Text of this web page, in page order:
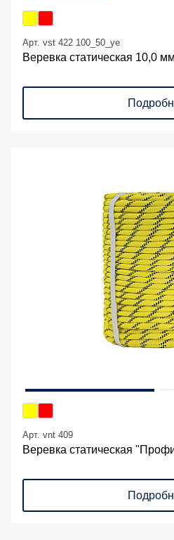
Арт. vst 422 100_50_ye
Веревка статическая 10,0
Арт. vnt 409
Веревка статическая